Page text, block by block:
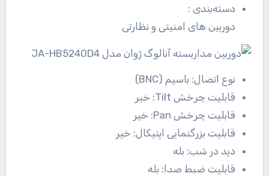
دسته‌بندی:
دوربین های امنیتی و نظارتی
نوع اتصال: باسیم (BNC)
قابلیت چرخش Tilt:
خیر
قابلیت چرخش Pan:
خیر
قابلیت بزرگنمایی اپتیکال: خیر
دید در شب: بله
قابلیت ضبط صدا: بله